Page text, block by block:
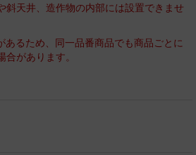
斜天井、造作物の内部には設置できませ
るため、同一品番商品でも商品ごとに
があります。